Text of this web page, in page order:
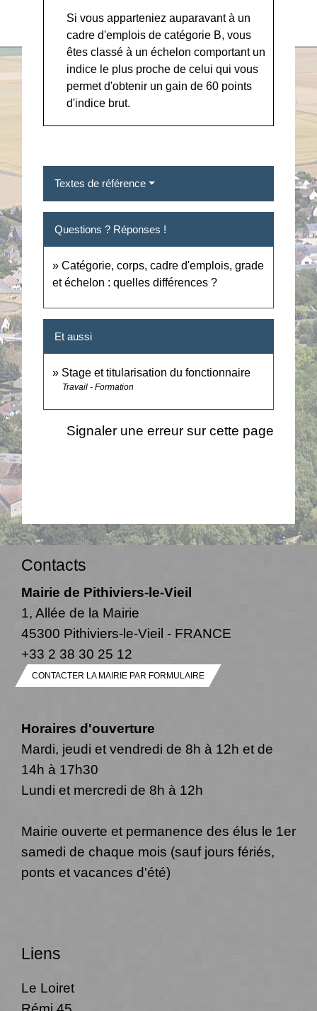
Si vous apparteniez auparavant à un
cadre d'emplois de catégorie B, vous
êtes classé à un échelon comportant un
indice le plus proche de celui qui vous
permet d'obtenir un gain de 60 points
d'indice brut.
Textes de référence
Questions ? Réponses !
Catégorie, corps, cadre d'emplois, grade
et échelon : quelles différences ?
Et aussi
Stage et titularisation du fonctionnaire
Travail - Formation
Signaler une erreur sur cette page
Contacts
Mairie de Pithiviers-le-Vieil
1, Allée de la Mairie
45300 Pithiviers-le-Vieil - FRANCE
+33 2 38 30 25 12
CONTACTER LA MAIRIE PAR FORMULAIRE
Horaires d'ouverture
Mardi, jeudi et vendredi de 8h à 12h et de
14h à 17h30
Lundi et mercredi de 8h à 12h
Mairie ouverte et permanence des élus le 1er
samedi de chaque mois (sauf jours fériés,
ponts et vacances d'été)
Liens
Le Loiret